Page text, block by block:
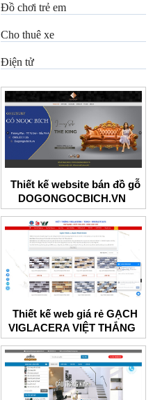
Đồ chơi trẻ em
Cho thuê xe
Điện tử
Thiết kế website bán đồ gỗ
DOGONGOCBICH.VN
Thiết kế web giá rẻ GẠCH
VIGLACERA VIỆT THẮNG